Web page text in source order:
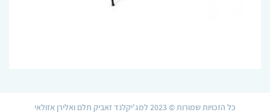
כל הזכויות שמורות © 2023 למג'יקלנד זאביק תלם ואלירן אזולאי